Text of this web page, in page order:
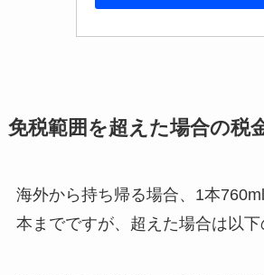
免税範囲を超えた場合の税
海外から持ち帰る場合、1本
本までですが、超えた場合は以下